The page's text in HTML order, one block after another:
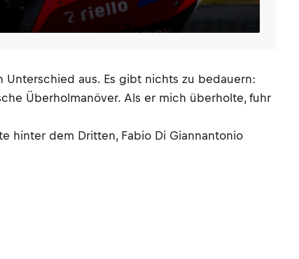
aus. Es gibt nichts zu bedauern:
Überholmanöver. Als er mich überholte, fuhr
hinter dem Dritten, Fabio Di Giannantonio